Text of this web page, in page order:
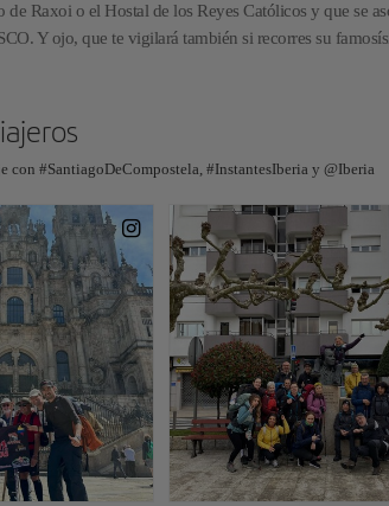
de Raxoi o el Hostal de los Reyes Católicos y que se
Y ojo, que te vigilará también si recorres su
con #SantiagoDeCompostela, #InstantesIberia y @Iberia